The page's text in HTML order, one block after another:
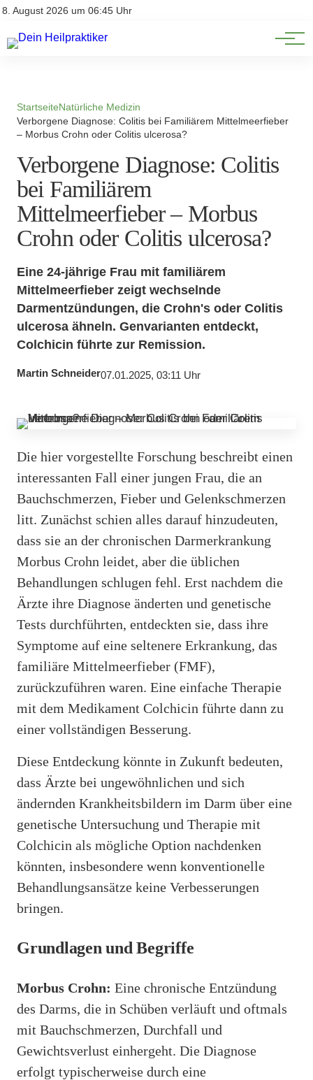
8. August 2026 um 06:45 Uhr
Impressum
Natürliche Medizin
Heilpflanzen & Kräuterkunde
StartseiteNatürliche Medizin
Verborgene Diagnose: Colitis bei Familiärem Mittelmeerfieber
– Morbus Crohn oder Colitis ulcerosa?
Verborgene Diagnose: Colitis
bei Familiärem
Mittelmeerfieber – Morbus
Crohn oder Colitis ulcerosa?
Eine 24-jährige Frau mit familiärem
Mittelmeerfieber zeigt wechselnde
Darmentzündungen, die Crohn's oder Colitis
ulcerosa ähneln. Genvarianten entdeckt,
Colchicin führte zur Remission.
Martin Schneider07.01.2025, 03:11 Uhr
Die hier vorgestellte Forschung beschreibt einen
interessanten Fall einer jungen Frau, die an
Bauchschmerzen, Fieber und Gelenkschmerzen
litt. Zunächst schien alles darauf hinzudeuten,
dass sie an der chronischen Darmerkrankung
Morbus Crohn leidet, aber die üblichen
Behandlungen schlugen fehl. Erst nachdem die
Ärzte ihre Diagnose änderten und genetische
Tests durchführten, entdeckten sie, dass ihre
Symptome auf eine seltenere Erkrankung, das
familiäre Mittelmeerfieber (FMF),
zurückzuführen waren. Eine einfache Therapie
mit dem Medikament Colchicin führte dann zu
einer vollständigen Besserung.
Diese Entdeckung könnte in Zukunft bedeuten,
dass Ärzte bei ungewöhnlichen und sich
ändernden Krankheitsbildern im Darm über eine
genetische Untersuchung und Therapie mit
Colchicin als mögliche Option nachdenken
könnten, insbesondere wenn konventionelle
Behandlungsansätze keine Verbesserungen
bringen.
Grundlagen und Begriffe
Morbus Crohn: Eine chronische Entzündung
des Darms, die in Schüben verläuft und oftmals
mit Bauchschmerzen, Durchfall und
Gewichtsverlust einhergeht. Die Diagnose
erfolgt typischerweise durch eine